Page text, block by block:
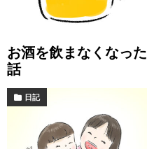
お酒を飲まなくなった
話
日記